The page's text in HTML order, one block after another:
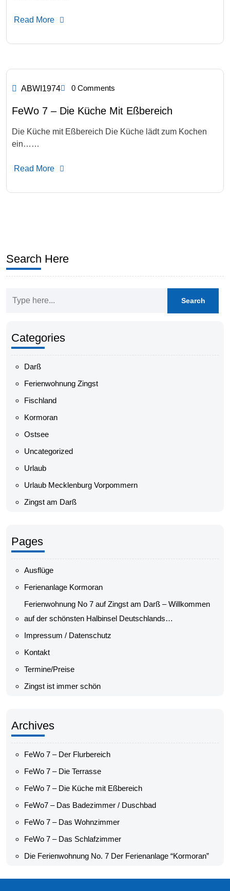
Read More
ABWI1974 0 Comments
FeWo 7 – Die Küche Mit Eßbereich
Die Küche mit Eßbereich Die Küche lädt zum Kochen
ein……
Read More
Search Here
Categories
Darß
Ferienwohnung Zingst
Fischland
Kormoran
Ostsee
Uncategorized
Urlaub
Urlaub Mecklenburg Vorpommern
Zingst am Darß
Pages
Ausflüge
Ferienanlage Kormoran
Ferienwohnung No 7 auf Zingst am Darß – Willkommen
auf der schönsten Halbinsel Deutschlands…
Impressum / Datenschutz
Kontakt
Termine/Preise
Zingst ist immer schön
Archives
FeWo 7 – Der Flurbereich
FeWo 7 – Die Terrasse
FeWo 7 – Die Küche mit Eßbereich
FeWo7 – Das Badezimmer / Duschbad
FeWo 7 – Das Wohnzimmer
FeWo 7 – Das Schlafzimmer
Die Ferienwohnung No. 7 Der Ferienanlage “Kormoran”